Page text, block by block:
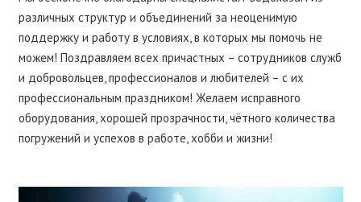
различных структур и объединений за неоценимую
поддержку и работу в условиях, в которых мы помочь не
можем! Поздравляем всех причастных – сотрудников служб
и добровольцев, профессионалов и любителей – с их
профессиональным праздником! Желаем исправного
оборудования, хорошей прозрачности, чётного количества
погружений и успехов в работе, хобби и жизни!